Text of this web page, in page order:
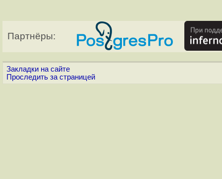
Партнёры:
Закладки на сайте
Проследить за страницей